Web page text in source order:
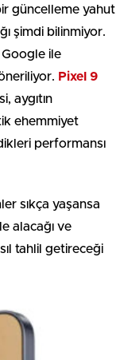
güncelleme yahut
şimdi bilinmiyor.
Google ile
Pixel 9
aygıtın
ehemmiyet
performansı
sıkça yaşansa
alacağı ve
tahlil getireceği